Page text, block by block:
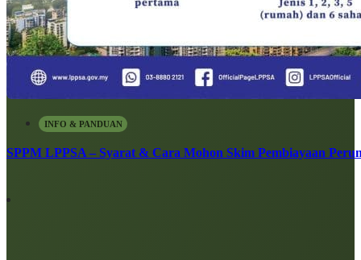
INFO & PANDUAN
SPPM LPPSA – Syarat & Cara Mohon Skim Pembiayaan